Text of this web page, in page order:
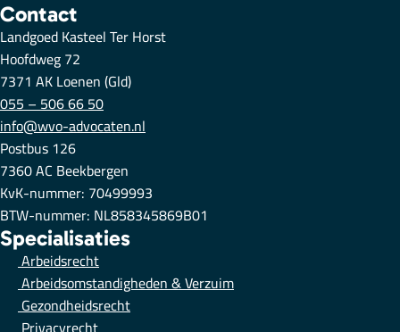
Contact
Landgoed Kasteel Ter Horst
Hoofdweg 72
7371 AK Loenen (Gld)
055 – 506 66 50
info@wvo-advocaten.nl
Postbus 126
7360 AC Beekbergen
KvK-nummer: 70499993
BTW-nummer: NL858345869B01
Specialisaties
Arbeidsrecht
Arbeidsomstandigheden & Verzuim
Gezondheidsrecht